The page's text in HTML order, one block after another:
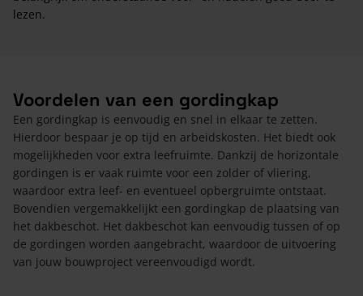
lezen.
Voordelen van een gordingkap
Een gordingkap is eenvoudig en snel in elkaar te zetten.
Hierdoor bespaar je op tijd en arbeidskosten. Het biedt ook
mogelijkheden voor extra leefruimte. Dankzij de horizontale
gordingen is er vaak ruimte voor een zolder of vliering,
waardoor extra leef- en eventueel opbergruimte ontstaat.
Bovendien vergemakkelijkt een gordingkap de plaatsing van
het dakbeschot. Het dakbeschot kan eenvoudig tussen of op
de gordingen worden aangebracht, waardoor de uitvoering
van jouw bouwproject vereenvoudigd wordt.